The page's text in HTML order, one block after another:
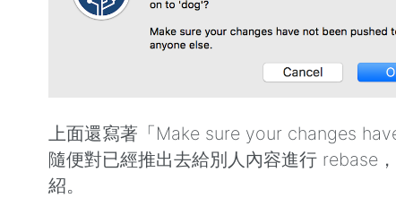
上面還寫著「Make sure your changes
隨便對已經推出去給別人內容進行 rebase
紹。